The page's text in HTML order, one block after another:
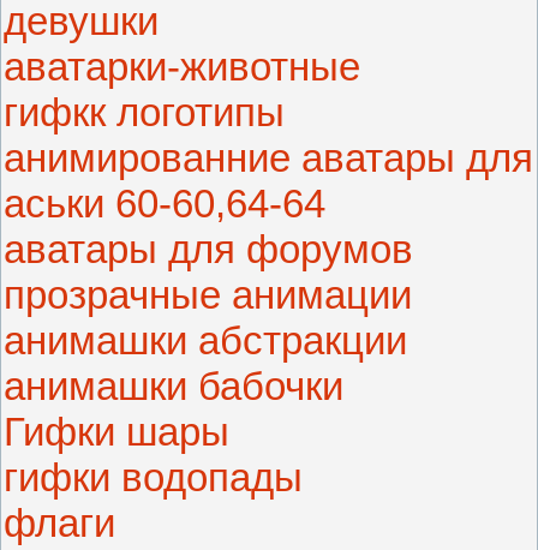
девушки
аватарки-животные
гифкк логотипы
анимированние аватары для
аськи 60-60,64-64
аватары для форумов
прозрачные анимации
анимашки абстракции
анимашки бабочки
Гифки шары
гифки водопады
флаги